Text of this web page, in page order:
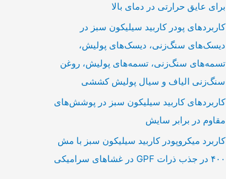
برای عایق حرارتی در دمای بالا
کاربردهای پودر کاربید سیلیکون سبز در
دیسک‌های سنگ‌زنی، دیسک‌های پولیش،
تسمه‌های سنگ‌زنی، تسمه‌های پولیش، روغن
سنگ‌زنی الیاف و سیال پولیش کششی
کاربردهای کاربید سیلیکون سبز در پوشش‌های
مقاوم در برابر سایش
کاربرد میکروپودر کاربید سیلیکون سبز با مش
۴۰۰ در جذب ذرات GPF در غشاهای سرامیکی